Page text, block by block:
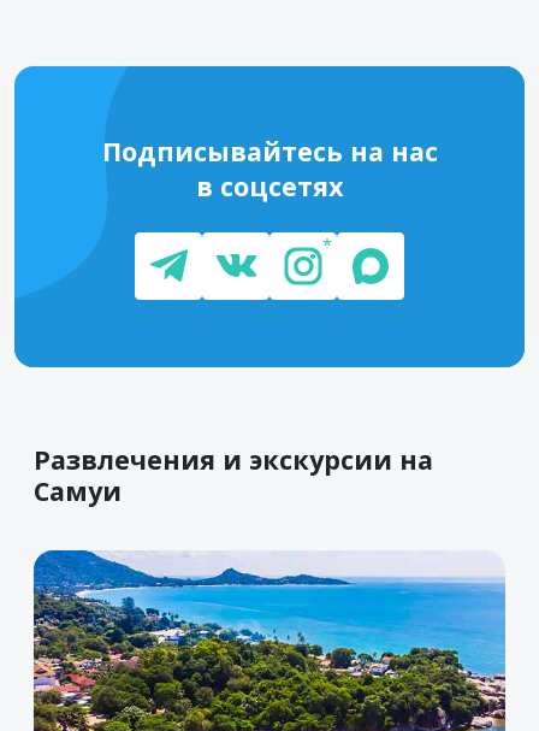
Подписывайтесь на нас
в соцсетях
Развлечения и экскурсии на
Самуи